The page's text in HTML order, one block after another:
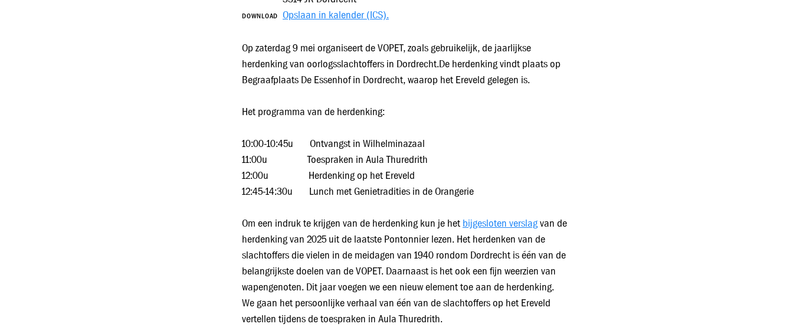
DOWNLOAD Opslaan in kalender (ICS).
Op zaterdag 9 mei organiseert de VOPET, zoals gebruikelijk, de jaarlijkse
herdenking van oorlogsslachtoffers in Dordrecht.De herdenking vindt plaats op
Begraafplaats De Essenhof in Dordrecht, waarop het Ereveld gelegen is.
Het programma van de herdenking:
10:00-10:45u Ontvangst in Wilhelminazaal
11:00u Toespraken in Aula Thuredrith
12:00u Herdenking op het Ereveld
12:45-14:30u Lunch met Genietradities in de Orangerie
Om een indruk te krijgen van de herdenking kun je het bijgesloten verslagvan de
herdenking van 2025 uit de laatste Pontonnier lezen. Het herdenken van de
slachtoffers die vielen in de meidagen van 1940 rondom Dordrecht is één van de
belangrijkste doelen van de VOPET. Daarnaast is het ook een fijn weerzien van
wapengenoten. Dit jaar voegen we een nieuw element toe aan de herdenking.
We gaan het persoonlijke verhaal van één van de slachtoffers op het Ereveld
vertellen tijdens de toespraken in Aula Thuredrith.